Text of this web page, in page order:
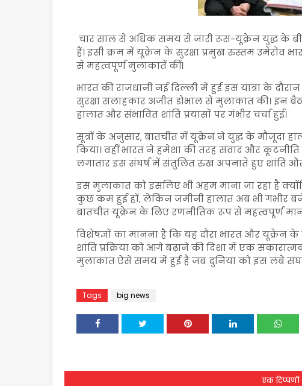
चार साल से अधिक समय से जारीरूस-यूक्रेन युद्धके
हैं। इसी क्रम में यूक्रेन के सुरक्षा प्रमुखरुस्तम उमेरोव
से महत्वपूर्ण मुलाकातें कीं।
भारत की राजधानीनई दिल्लीमें हुई इस यात्रा के
सुरक्षा सलाहकार अजीत डोभालसे मुलाकात की। इन
हालात और संभावित शांति प्रयासों पर गंभीर चर्चा हुई।
सूत्रों के अनुसार, बातचीत में यूक्रेन ने युद्ध के मौजूदा
किया। वहीं भारत ने हमेशा की तरह संवाद और
लगातार इस संघर्ष में संतुलित रुख अपनाते हुए शांति और
इस मुलाकात को इसलिए भी अहम माना जा रहा है
कुछ कम हुई हों, लेकिन जमीनी हालात अब भी गंभीर
बातचीत यूक्रेन के लिए रणनीतिक रूप से महत्वपूर्ण
विशेषज्ञों का मानना है कि यह दौरा भारत और
शांति प्रक्रिया को आगे बढ़ाने की दिशा में एक
मुलाकात ऐसे समय में हुई है जब दुनिया को इस लंबे
Tags big news
एक